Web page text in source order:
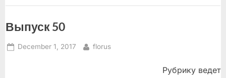
не
Выпуск 50
Posted
December 1, 2017 By
florus
Рубрику ведет